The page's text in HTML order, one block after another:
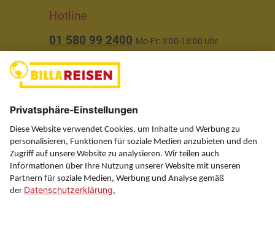
Hotline
01 580 99 2400 Mo-Fr: 9:00-18:00 Uhr
Über uns
Service
Information
Folgen Sie uns auf